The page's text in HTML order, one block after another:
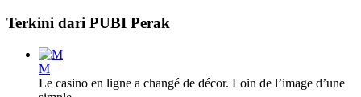
Terkini dari PUBI Perak
M
Le casino en ligne a changé de décor. Loin de l’image d’une